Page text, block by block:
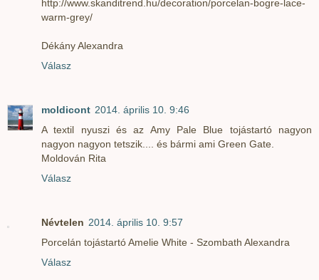
http://www.skanditrend.hu/decoration/porcelan-bogre-lace-
warm-grey/
Dékány Alexandra
Válasz
moldicont 2014. április 10. 9:46
A textil nyuszi és az Amy Pale Blue tojástartó nagyon
nagyon nagyon tetszik.... és bármi ami Green Gate.
Moldován Rita
Válasz
Névtelen 2014. április 10. 9:57
Porcelán tojástartó Amelie White - Szombath Alexandra
Válasz